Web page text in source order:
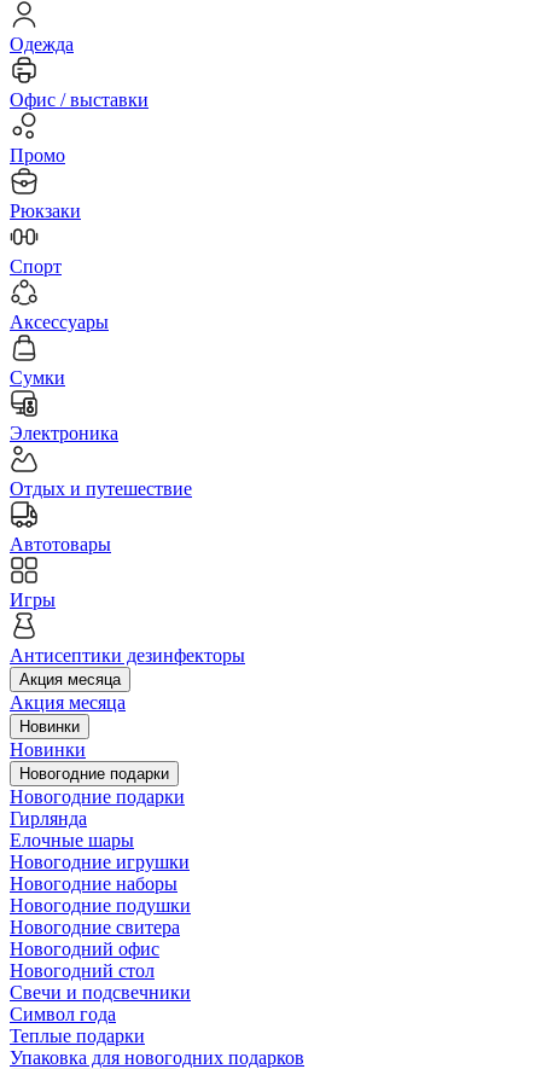
Одежда
Офис / выставки
Промо
Рюкзаки
Спорт
Аксессуары
Сумки
Электроника
Отдых и путешествие
Автотовары
Игры
Антисептики дезинфекторы
Акция месяца
Акция месяца
Новинки
Новинки
Новогодние подарки
Новогодние подарки
Гирлянда
Елочные шары
Новогодние игрушки
Новогодние наборы
Новогодние подушки
Новогодние свитера
Новогодний офис
Новогодний стол
Свечи и подсвечники
Символ года
Теплые подарки
Упаковка для новогодних подарков